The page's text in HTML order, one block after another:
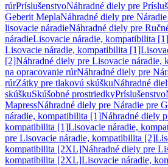
rúrPríslušenstvoNáhradné diely pre
Geberit MeplaNáhradné diely pre
lisovacie náradieNáhradné diely pre
náradieLisovacie náradie, kompatibilita [1]
Lisovacie náradie, kompatibilita [1]
[2]Náhradné diely pre Lisovacie náradie,
na opracovanie rúrNáhradné diely pre
rúrZátky pre tlakovú skúškuNáhradné
skúškuSkúšobné prostriedkyPríslušenstvo
MapressNáhradné diely pre Náradie pre
náradie, kompatibilita [1]Náhradné diely
kompatibilita [1]Lisovacie náradie,
pre Lisovacie náradie, kompatibilita [2]
kompatibilita [2XL]Náhradné diely pre
kompatibilita [2XL]Lisovacie náradie,